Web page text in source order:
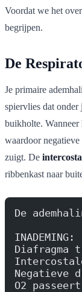
Voordat we het
begrijpen.
De
Je primaire
spiervlies dat onder
buikholte. Wanneer
waardoor
zuigt. De
ribbenkast naar
De
INADEMING:
Diafragma
Negatieve
O2